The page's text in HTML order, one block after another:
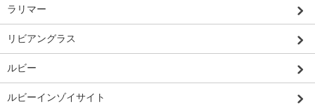
ラリマー
リビアングラス
ルビー
ルビーインゾイサイト